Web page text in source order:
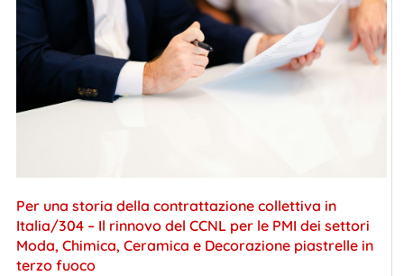
Per una storia della contrattazione collettiva in
Italia/304 – Il rinnovo del CCNL per le PMI dei settori
Moda, Chimica, Ceramica e Decorazione piastrelle in
terzo fuoco